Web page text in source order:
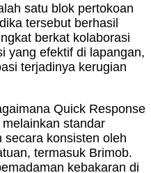
satu blok pertokoan
tersebut berhasil
berkat kolaborasi
yang efektif di lapangan,
terjadinya kerugian
Quick Response
standar
secara konsisten oleh
termasuk Brimob.
kebakaran di